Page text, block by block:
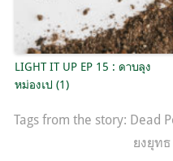
LIGHT IT UP EP 15 : ดาบลุง
หม่องเป (1)
Tags from the story: Dead
ยงยุทธ